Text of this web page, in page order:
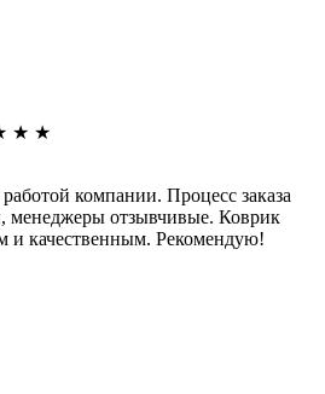
★ ★
компании. Процесс заказа
менеджеры отзывчивые. Коврик
и качественным. Рекомендую!